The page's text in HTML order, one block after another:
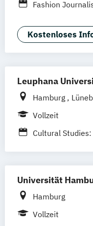
Fashion
Industrie &
Interior Design
Kostenloses
Leuphana
Hamburg
Vollzeit
Cultural
Kulturen
Universität
Hamburg
Vollzeit